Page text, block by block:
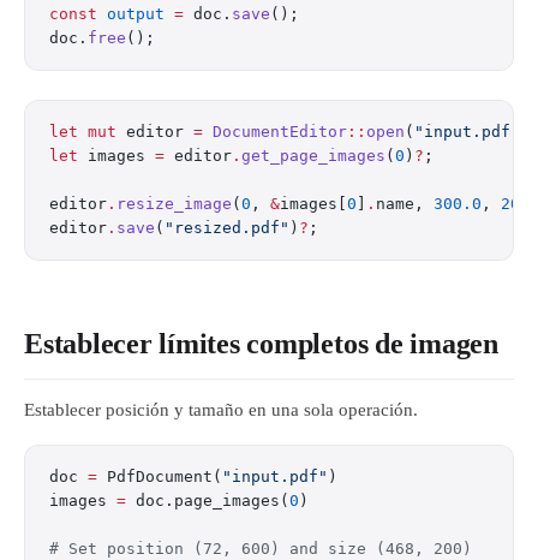
const output = doc. save ();
doc. free ();
let mut editor = DocumentEditor :: open ( "input.pdf"
let images = editor . get_page_images ( 0 ) ? ;
editor . resize_image ( 0 , &images[ 0 . name, 300.0 ,
editor . save ( "resized.pdf" ) ? ;
Establecer límites completos de imagen
Establecer posición y tamaño en una sola operación.
doc = PdfDocument( "input.pdf" )
images = doc.page_images( 0 )
# Set position (72, 600) and size (468, 200)